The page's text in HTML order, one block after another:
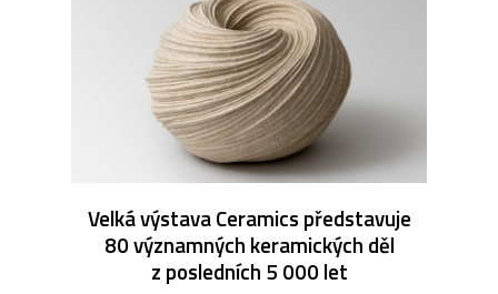
Velká výstava Ceramics představuje
80 významných keramických děl
z posledních 5 000 let